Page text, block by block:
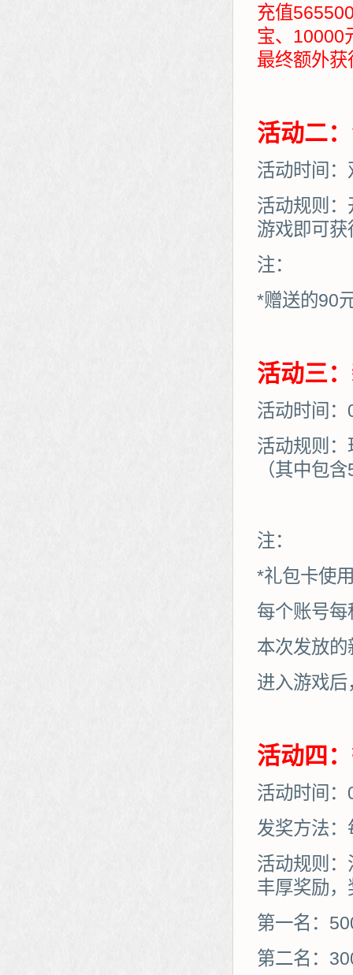
充值
宝、10000
最终额外
活动二
活动时间
活动规则
游戏即可
注：
*赠送的90
活动三
活动时间
活动规则
（其中包
注：
*礼包卡使
每个账号
本次发放
进入游戏后
活动四
活动时间
发奖方法：
活动规则
丰厚奖励
第一名：
第二名：